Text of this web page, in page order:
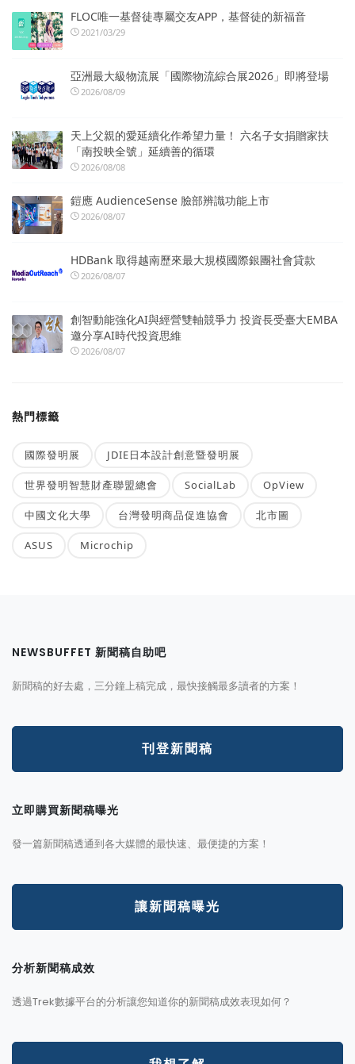
FLOC唯一基督徒專屬交友APP，基督徒的新福音
2021/03/29
亞洲最大級物流展「國際物流綜合展2026」即將登場
2026/08/09
天上父親的愛延續化作希望力量！ 六名子女捐贈家扶
「南投映全號」延續善的循環
2026/08/08
鎧應 AudienceSense 臉部辨識功能上市
2026/08/07
HDBank 取得越南歷來最大規模國際銀團社會貸款
2026/08/07
創智動能強化AI與經營雙軸競爭力 投資長受臺大EMBA
邀分享AI時代投資思維
2026/08/07
熱門標籤
國際發明展 JDIE日本設計創意暨發明展
世界發明智慧財產聯盟總會 SocialLab OpView
中國文化大學 台灣發明商品促進協會 北市圖
ASUS Microchip
NEWSBUFFET 新聞稿自助吧
新聞稿的好去處，三分鐘上稿完成，最快接觸最多讀者的方案！
刊登新聞稿
立即購買新聞稿曝光
發一篇新聞稿透通到各大媒體的最快速、最便捷的方案！
讓新聞稿曝光
分析新聞稿成效
透過Trek數據平台的分析讓您知道你的新聞稿成效表現如何？